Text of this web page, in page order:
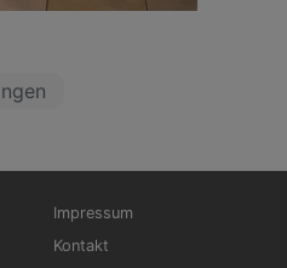
Fußbereichsmenü
Impressum
Kontakt